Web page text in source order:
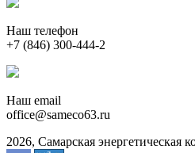
Наш телефон
+7 (846) 300-444-2
Наш email
office@sameco63.ru
2026, Самарская энергетическая